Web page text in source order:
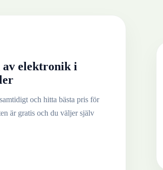
av elektronik i
samtidigt och hitta bästa pris för
är gratis och du väljer själv